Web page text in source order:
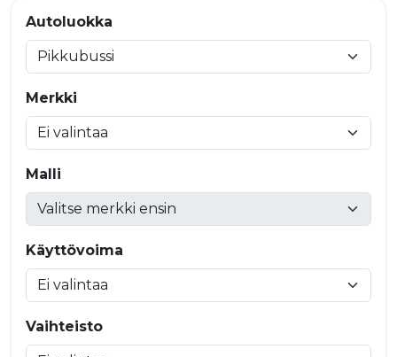
Autoluokka
Merkki
Malli
Käyttövoima
Vaihteisto